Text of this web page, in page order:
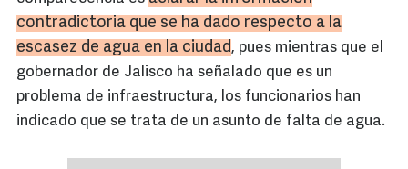
contradictoria que se ha dado respecto a la
escasez de agua en la ciudad, pues mientras que el
gobernador de Jalisco ha señalado que es un
problema de infraestructura, los funcionarios han
indicado que se trata de un asunto de falta de agua.